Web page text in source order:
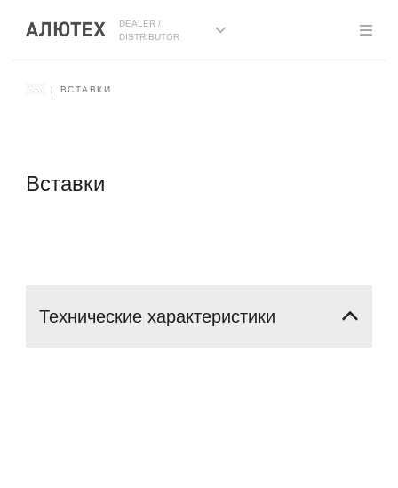
DEALER /
DISTRIBUTOR
ВСТАВКИ
Вставки
Технические характеристики